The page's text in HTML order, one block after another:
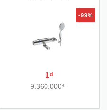
-99%
1₫
9.360.000₫